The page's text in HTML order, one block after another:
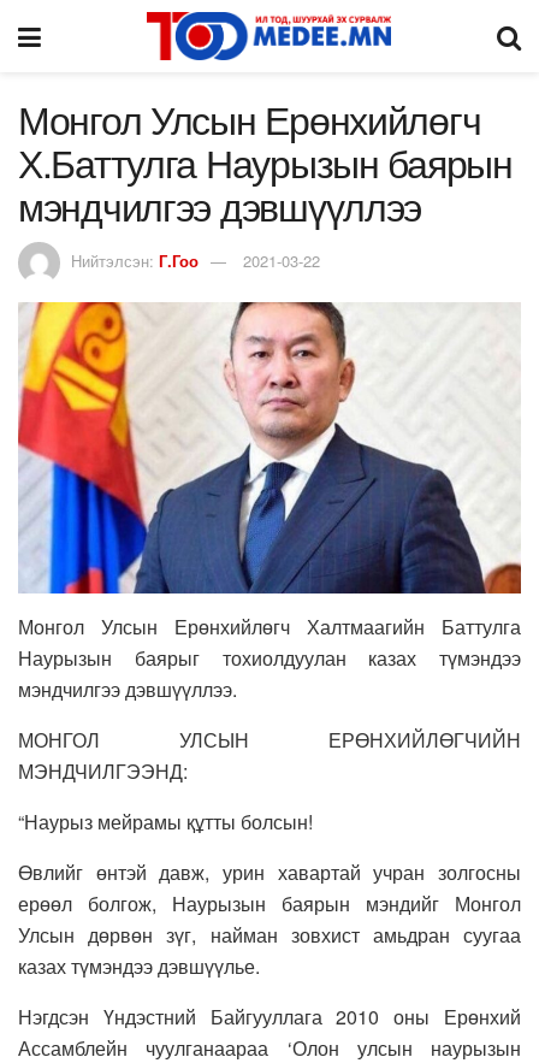
Монгол Улсын Ерөнхийлөгч
Х.Баттулга Наурызын баярын
мэндчилгээ дэвшүүллээ
Нийтэлсэн: Г.Гоо 2021-03-22
Монгол Улсын Ерөнхийлөгч Халтмаагийн Баттулга
Наурызын баярыг тохиолдуулан казах түмэндээ
мэндчилгээ дэвшүүллээ.
МОНГОЛ УЛСЫН ЕРӨНХИЙЛӨГЧИЙН
МЭНДЧИЛГЭЭНД:
“Наурыз мейрамы құтты болсын!
Өвлийг өнтэй давж, урин хавартай учран золгосны
ерөөл болгож, Наурызын баярын мэндийг Монгол
Улсын дөрвөн зүг, найман зовхист амьдран суугаа
казах түмэндээ дэвшүүлье.
Нэгдсэн Үндэстний Байгууллага 2010 оны Ерөнхий
Ассамблейн чуулганаараа ‘Олон улсын наурызын